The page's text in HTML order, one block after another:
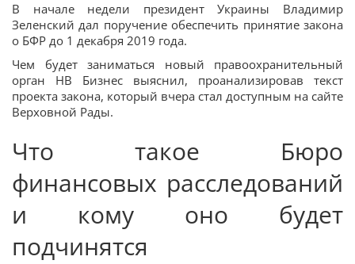
В начале недели президент Украины Владимир
Зеленский дал поручение обеспечить принятие закона
о БФР до 1 декабря 2019 года.
Чем будет заниматься новый правоохранительный
орган НВ Бизнес выяснил, проанализировав текст
проекта закона, который вчера стал доступным на сайте
Верховной Рады.
Что такое Бюро
финансовых расследований
и кому оно будет
подчинятся